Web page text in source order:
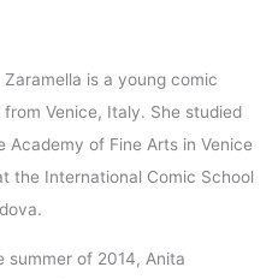
Zaramella is a young comic
Venice, Italy. She studied
Academy of Fine Arts in Venice
the International Comic School
summer of 2014, Anita